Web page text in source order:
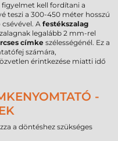
figyelmet kell fordítani a
teszi a 300-450 méter hosszú
csévével. A festékszalag
legalább 2 mm-rel
címke szélességénél. Ez a
számára,
érintkezése miatti idő
-
a döntéshez szükséges